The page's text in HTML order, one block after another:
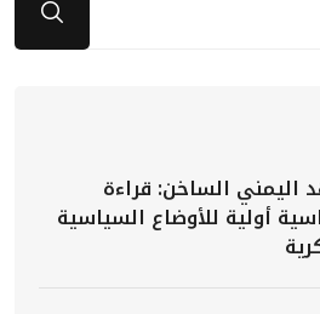
اليمني الساخن: قراءة
أولية للأوضاع السياسية